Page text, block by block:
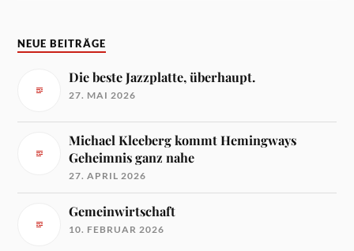
NEUE BEITRÄGE
Die beste Jazzplatte, überhaupt.
27. MAI 2026
Michael Kleeberg kommt Hemingways
Geheimnis ganz nahe
27. APRIL 2026
Gemeinwirtschaft
10. FEBRUAR 2026